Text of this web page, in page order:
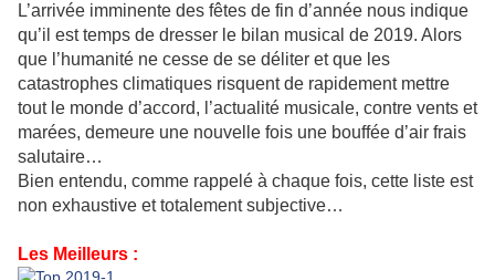
L’arrivée imminente des fêtes de fin d’année nous indique
qu’il est temps de dresser le bilan musical de 2019. Alors
que l’humanité ne cesse de se déliter et que les
catastrophes climatiques risquent de rapidement mettre
tout le monde d’accord, l’actualité musicale, contre vents et
marées, demeure une nouvelle fois une bouffée d’air frais
salutaire…
Bien entendu, comme rappelé à chaque fois, cette liste est
non exhaustive et totalement subjective…
Les Meilleurs :